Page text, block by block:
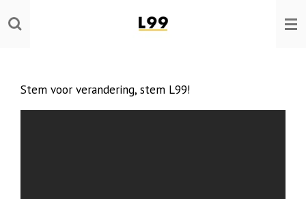
Ga
direct
hoofdinhoud
Stem voor verandering, stem L99!